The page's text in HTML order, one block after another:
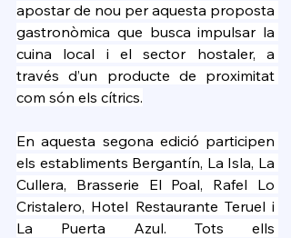
apostar de nou per aquesta proposta
gastronòmica que busca impulsar la
cuina local i el sector hostaler, a
través d’un producte de proximitat
com són els cítrics.
En aquesta segona edició participen
els establiments Bergantín, La Isla, La
Cullera, Brasserie El Poal, Rafel Lo
Cristalero, Hotel Restaurante Teruel i
La Puerta Azul. Tots ells